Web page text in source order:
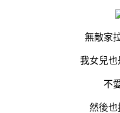
無敵家
我女兒也
不
然後也